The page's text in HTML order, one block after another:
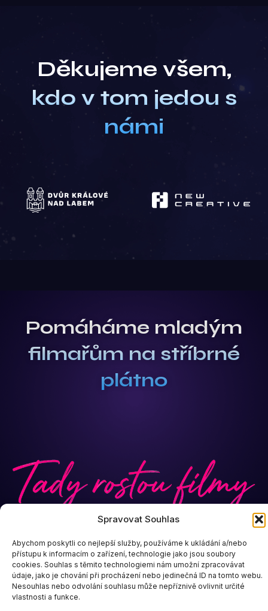
Spravovat Souhlas
Abychom poskytli co nejlepší služby, používáme k ukládání a/nebo
přístupu k informacím o zařízení, technologie jako jsou soubory
cookies. Souhlas s těmito technologiemi nám umožní zpracovávat
údaje, jako je chování při procházení nebo jedinečná ID na tomto webu.
Nesouhlas nebo odvolání souhlasu může nepříznivě ovlivnit určité
vlastnosti a funkce.
Děkujeme všem,
kdo v tom jedou s
námi
Pomáháme mladým
filmařům na stříbrné
plátno